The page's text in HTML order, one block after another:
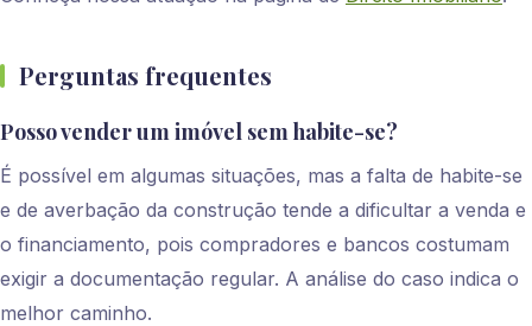
Perguntas frequentes
Posso vender um imóvel sem habite-se?
É possível em algumas situações, mas a falta de habite-se
e de averbação da construção tende a dificultar a venda e
o financiamento, pois compradores e bancos costumam
exigir a documentação regular. A análise do caso indica o
melhor caminho.